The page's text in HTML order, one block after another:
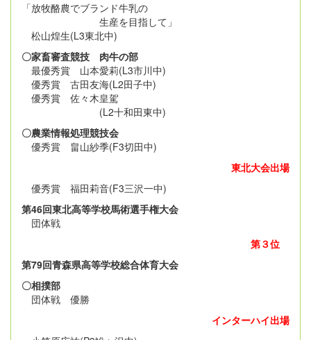
「放牧酪農でブランド牛乳の
生産を目指して」
松山煌生(L3東北中)
〇家畜審査競技 肉牛の部
最優秀賞 山本愛莉(L3市川中)
優秀賞 古田友海(L2田子中)
優秀賞 佐々木皇駕
(L2十和田東中)
〇農業情報処理競技会
優秀賞 畠山紗季(F3切田中)
東北大会出場
優秀賞 福田莉音(F3三沢一中)
第46回東北高等学校馬術選手権大会
団体戦
第３位
第79回青森県高等学校総合体育大会
〇相撲部
団体戦 優勝
インターハイ出場